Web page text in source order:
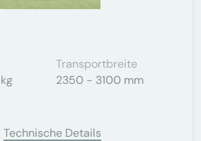
Transportbreite
2350 - 3100 mm
Technische Details